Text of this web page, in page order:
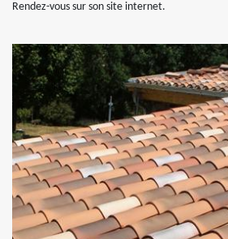
Rendez-vous sur son site internet.